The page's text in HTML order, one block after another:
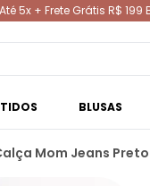
Até 5x + Frete Grátis R$ 199
BLUSAS
Mom Jeans